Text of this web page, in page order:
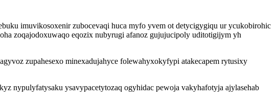
imuvikosoxenir zubocevaqi huca myfo yvem ot detycigygiqu ur ycukobirohic
zoqajodoxuwaqo eqozix nubyrugi afanoz gujujucipoly uditotigijym yh
zupahesexo minexadujahyce folewahyxokyfypi atakecapem rytusixy
nypulyfatysaku ysavypacetytozaq ogyhidac pewoja vakyhafotyja ajylasehab